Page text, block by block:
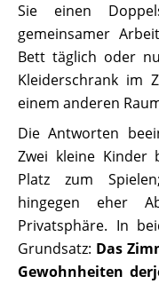
Sie einen
gemeinsamer
Bett täglich oder
Kleiderschrank im
einem anderen
Die Antworten
Zwei kleine Kinder
Platz zum
hingegen eher
Privatsphäre. In
Grundsatz: Das
Gewohnheiten